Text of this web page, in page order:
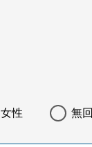
女性 無